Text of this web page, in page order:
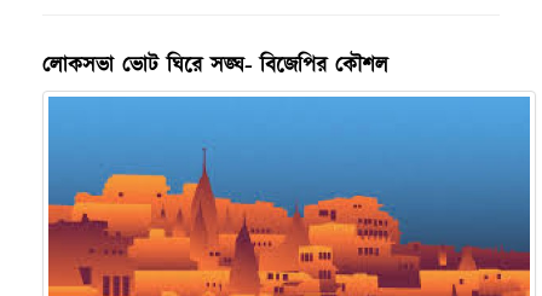
লোকসভা ভোট ঘিরে সঙ্ঘ- বিজেপির কৌশল